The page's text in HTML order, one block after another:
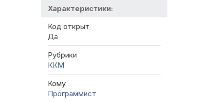
Характеристики:
Код открыт
Да
Рубрики
ККМ
Кому
Программист